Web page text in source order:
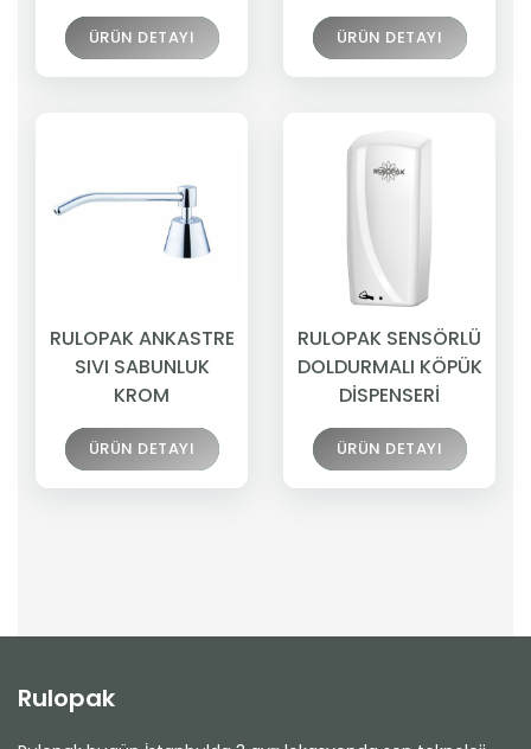
ÜRÜN DETAYI ÜRÜN DETAYI
RULOPAK ANKASTRE
SIVI SABUNLUK
KROM
ÜRÜN DETAYI
RULOPAK SENSÖRLÜ
DOLDURMALI KÖPÜK
DİSPENSERİ
ÜRÜN DETAYI
Rulopak